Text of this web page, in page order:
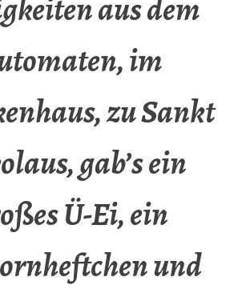
aus dem
im
zu Sankt
gab’s ein
Ü-Ei, ein
und